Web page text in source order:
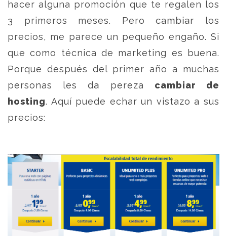
hacer alguna promoción que te regalen los
3 primeros meses. Pero cambiar los
precios, me parece un pequeño engaño. Si
que como técnica de marketing es buena.
Porque después del primer año a muchas
personas les da pereza cambiar de
hosting. Aquí puede echar un vistazo a sus
precios: